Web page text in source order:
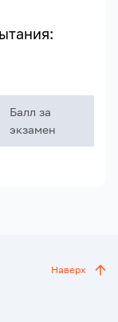
Балл за
экзамен
Наверх